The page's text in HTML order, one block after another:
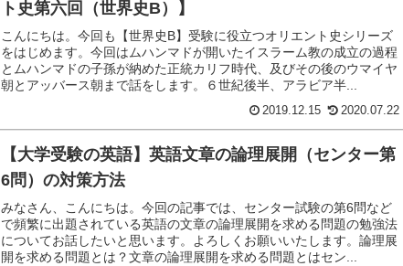
ト史第六回（世界史B）】
こんにちは。今回も【世界史B】受験に役立つオリエント史シリーズ
をはじめます。今回はムハンマドが開いたイスラーム教の成立の過程
とムハンマドの子孫が納めた正統カリフ時代、及びその後のウマイヤ
朝とアッバース朝まで話をします。６世紀後半、アラビア半...
2019.12.15 2020.07.22
【大学受験の英語】英語文章の論理展開（センター第
6問）の対策方法
みなさん、こんにちは。今回の記事では、センター試験の第6問など
で頻繁に出題されている英語の文章の論理展開を求める問題の勉強法
についてお話したいと思います。よろしくお願いいたします。論理展
開を求める問題とは？文章の論理展開を求める問題とはセン...